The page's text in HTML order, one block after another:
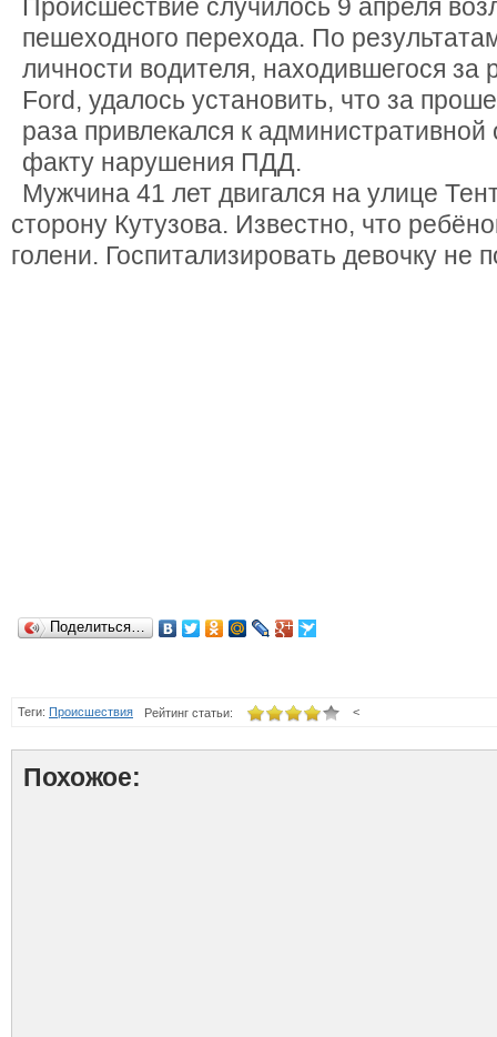
Происшествие случилось 9 апреля
пешеходного перехода. По
личности водителя, находившегося за
Ford, удалось установить, что за
раза привлекался к административной
факту нарушения ПДД.
Мужчина 41 лет двигался на улице
сторону Кутузова. Известно, что
голени. Госпитализировать девочку не
Поделиться…
Теги: Происшествия <
Рейтинг статьи:
Похожое: